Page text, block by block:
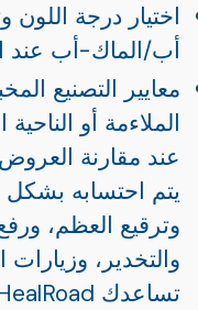
اختيار درجة
أب/الماك-أب عند
معايير التصنيع
الملاءمة أو
عند مقارنة
يتم احتسابه بشكل
وترقيع العظم،
والتخدير، وزيارات